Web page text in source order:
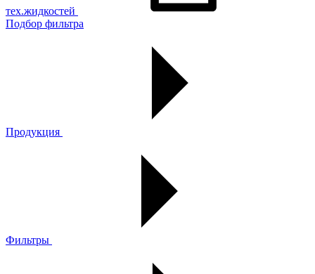
тех.жидкостей
Подбор фильтра
Продукция
Фильтры